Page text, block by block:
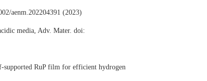
aenm.202204391 (2023)
media, Adv. Mater. doi:
supported RuP film for efficient hydrogen